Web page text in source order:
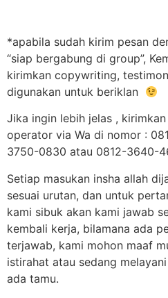
*apabila sudah kirim pesan
“siap bergabung di group”,
kirimkan copywriting,
digunakan untuk beriklan
Jika ingin lebih jelas ,
operator via Wa di nomor :
3750-0830 atau 0812-3640-
Setiap masukan insha allah
sesuai urutan, dan untuk
kami sibuk akan kami jawab
kembali kerja, bilamana ada
terjawab, kami mohon maaf
istirahat atau sedang
ada tamu.